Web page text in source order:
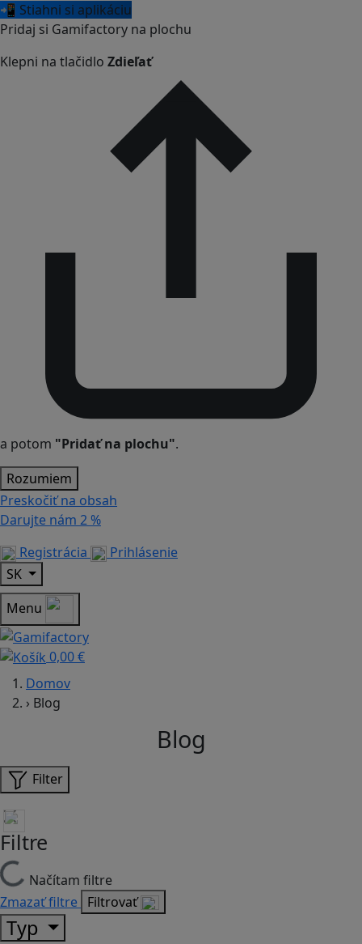
📲 Stiahni si aplikáciu
Pridaj si Gamifactory na plochu
Klepni na tlačidlo Zdieľať
a potom "Pridať na plochu".
Rozumiem
Preskočiť na obsah
Darujte nám 2 %
Registrácia
Prihlásenie
SK
Menu
0,00 €
Domov
› Blog
Blog
Filter
Filtre
Načítam filtre
Zmazať filtre Filtrovať
Typ